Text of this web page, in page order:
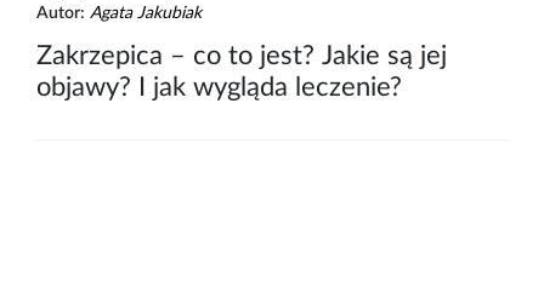
Autor: Agata Jakubiak
Zakrzepica – co to jest? Jakie są jej
objawy? I jak wygląda leczenie?